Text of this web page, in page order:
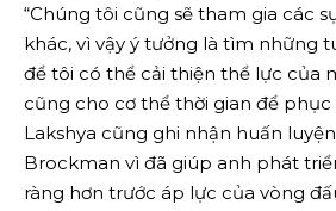
“Chúng tôi cũng sẽ tham gia các
khác, vì vậy ý ​​tưởng là tìm những
để tôi có thể cải thiện thể lực của
cũng cho cơ thể thời gian để phục
Lakshya cũng ghi nhận huấn
Brockman vì đã giúp anh phát
ràng hơn trước áp lực của vòng